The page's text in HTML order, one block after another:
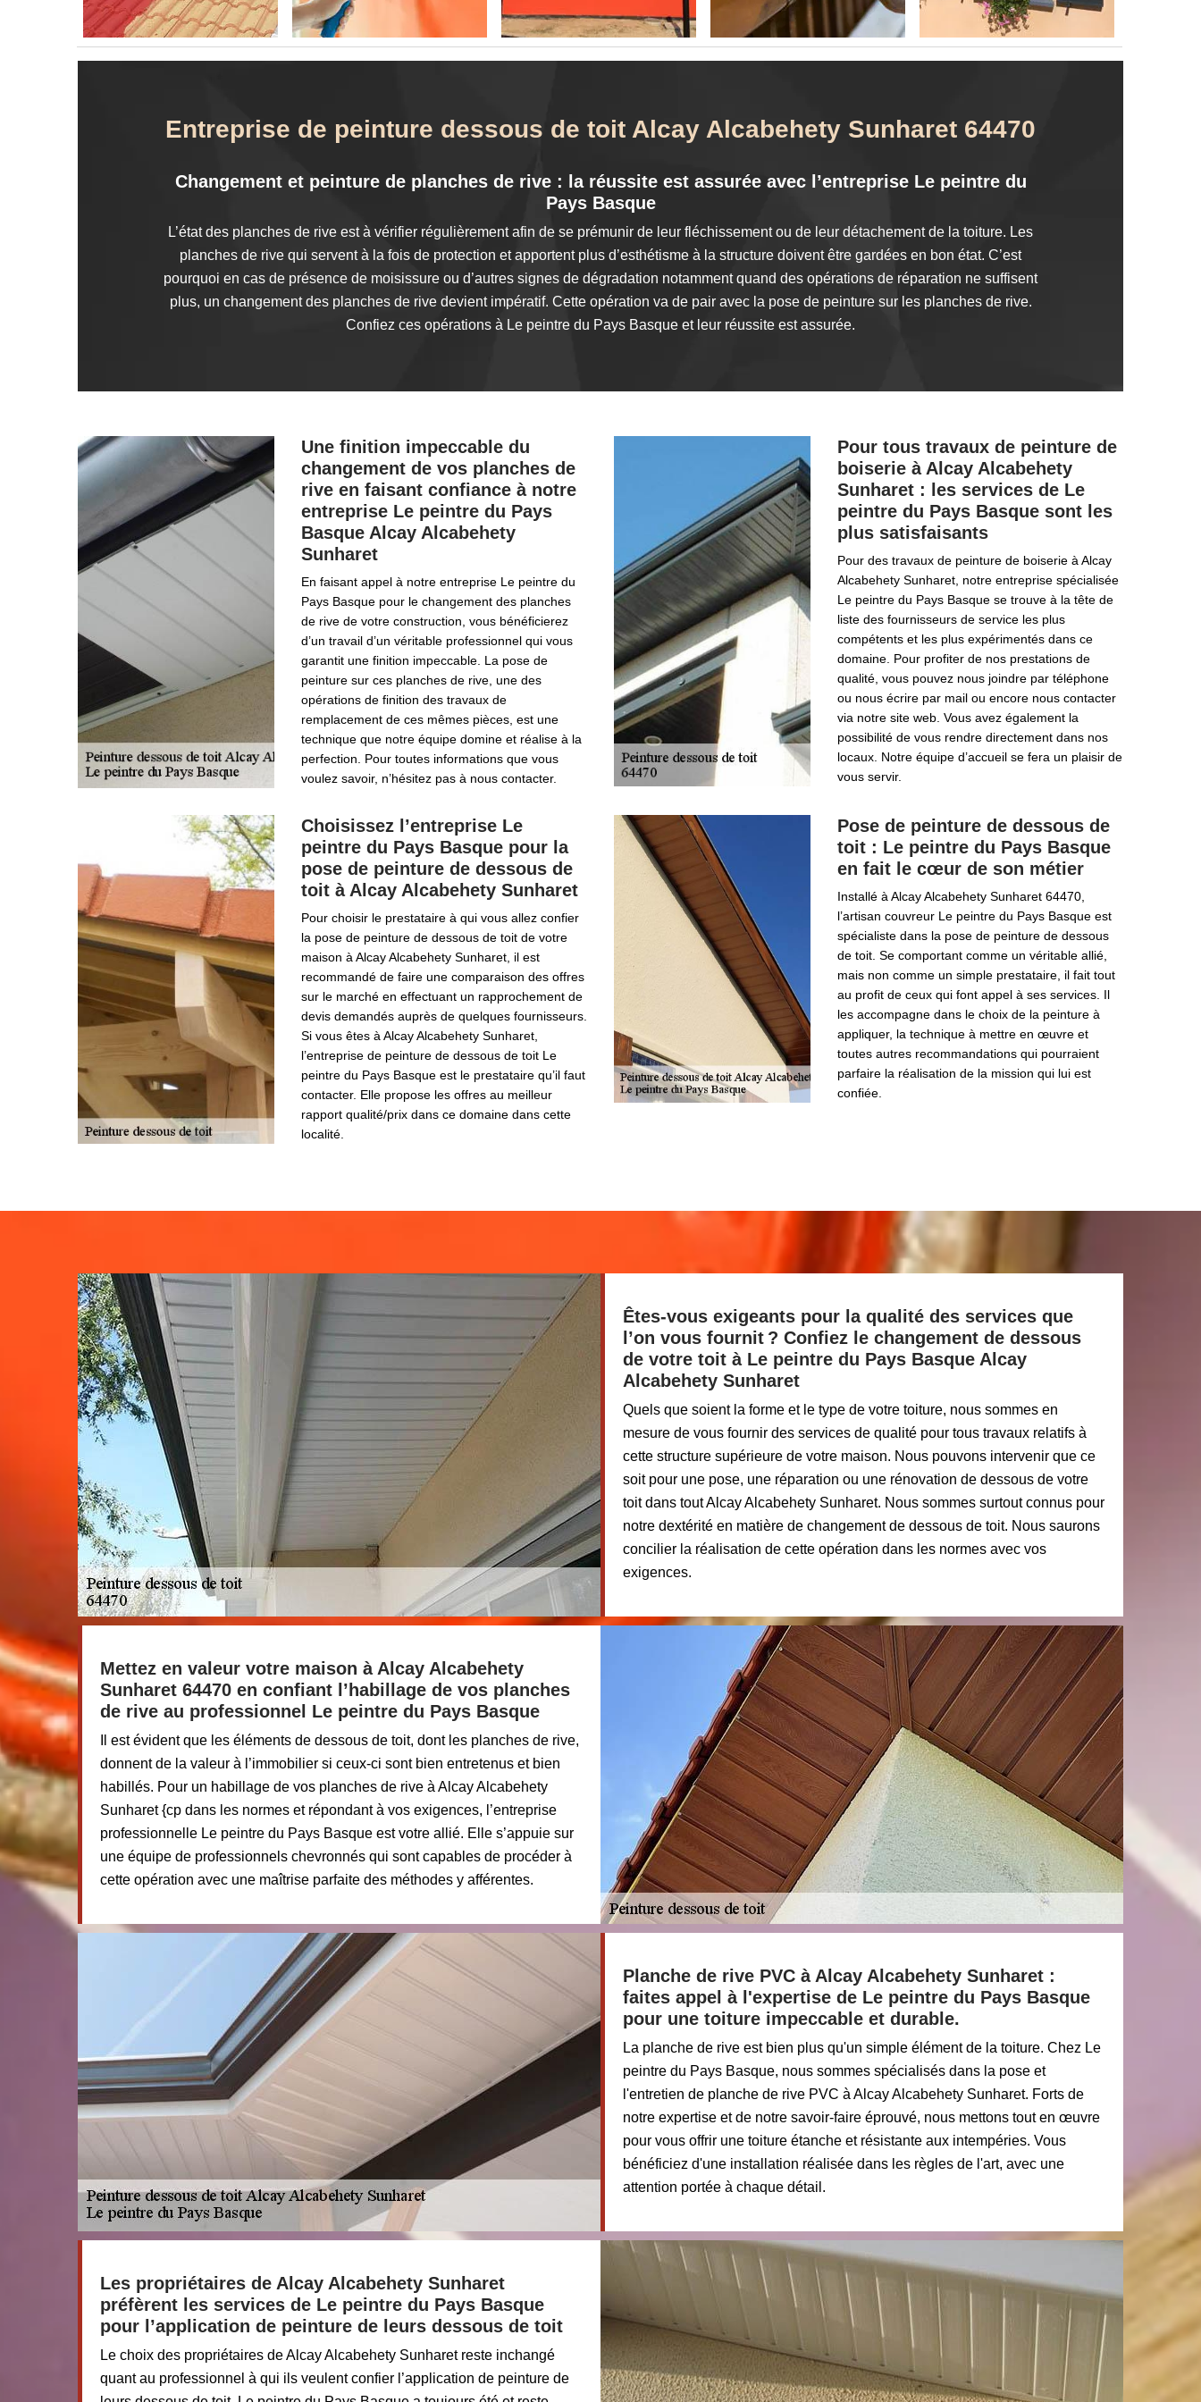
Entreprise de peinture dessous de toit Alcay Alcabehety Sunharet 64470
Changement et peinture de planches de rive : la réussite est assurée avec l’entreprise Le peintre du
Pays Basque
L’état des planches de rive est à vérifier régulièrement afin de se prémunir de leur fléchissement ou de leur détachement de la toiture. Les
planches de rive qui servent à la fois de protection et apportent plus d’esthétisme à la structure doivent être gardées en bon état. C’est
pourquoi en cas de présence de moisissure ou d’autres signes de dégradation notamment quand des opérations de réparation ne suffisent
plus, un changement des planches de rive devient impératif. Cette opération va de pair avec la pose de peinture sur les planches de rive.
Confiez ces opérations à Le peintre du Pays Basque et leur réussite est assurée.
Une finition impeccable du
changement de vos planches de
rive en faisant confiance à notre
entreprise Le peintre du Pays
Basque Alcay Alcabehety
Sunharet
En faisant appel à notre entreprise Le peintre du
Pays Basque pour le changement des planches
de rive de votre construction, vous bénéficierez
d’un travail d’un véritable professionnel qui vous
garantit une finition impeccable. La pose de
peinture sur ces planches de rive, une des
opérations de finition des travaux de
remplacement de ces mêmes pièces, est une
technique que notre équipe domine et réalise à la
perfection. Pour toutes informations que vous
voulez savoir, n’hésitez pas à nous contacter.
Pour tous travaux de peinture de
boiserie à Alcay Alcabehety
Sunharet : les services de Le
peintre du Pays Basque sont les
plus satisfaisants
Pour des travaux de peinture de boiserie à Alcay
Alcabehety Sunharet, notre entreprise spécialisée
Le peintre du Pays Basque se trouve à la tête de
liste des fournisseurs de service les plus
compétents et les plus expérimentés dans ce
domaine. Pour profiter de nos prestations de
qualité, vous pouvez nous joindre par téléphone
ou nous écrire par mail ou encore nous contacter
via notre site web. Vous avez également la
possibilité de vous rendre directement dans nos
locaux. Notre équipe d’accueil se fera un plaisir de
vous servir.
Choisissez l’entreprise Le
peintre du Pays Basque pour la
pose de peinture de dessous de
toit à Alcay Alcabehety Sunharet
Pour choisir le prestataire à qui vous allez confier
la pose de peinture de dessous de toit de votre
maison à Alcay Alcabehety Sunharet, il est
recommandé de faire une comparaison des offres
sur le marché en effectuant un rapprochement de
devis demandés auprès de quelques fournisseurs.
Si vous êtes à Alcay Alcabehety Sunharet,
l’entreprise de peinture de dessous de toit Le
peintre du Pays Basque est le prestataire qu’il faut
contacter. Elle propose les offres au meilleur
rapport qualité/prix dans ce domaine dans cette
localité.
Pose de peinture de dessous de
toit : Le peintre du Pays Basque
en fait le cœur de son métier
Installé à Alcay Alcabehety Sunharet 64470,
l’artisan couvreur Le peintre du Pays Basque est
spécialiste dans la pose de peinture de dessous
de toit. Se comportant comme un véritable allié,
mais non comme un simple prestataire, il fait tout
au profit de ceux qui font appel à ses services. Il
les accompagne dans le choix de la peinture à
appliquer, la technique à mettre en œuvre et
toutes autres recommandations qui pourraient
parfaire la réalisation de la mission qui lui est
confiée.
Êtes-vous exigeants pour la qualité des services que
l’on vous fournit ? Confiez le changement de dessous
de votre toit à Le peintre du Pays Basque Alcay
Alcabehety Sunharet
Quels que soient la forme et le type de votre toiture, nous sommes en
mesure de vous fournir des services de qualité pour tous travaux relatifs à
cette structure supérieure de votre maison. Nous pouvons intervenir que ce
soit pour une pose, une réparation ou une rénovation de dessous de votre
toit dans tout Alcay Alcabehety Sunharet. Nous sommes surtout connus pour
notre dextérité en matière de changement de dessous de toit. Nous saurons
concilier la réalisation de cette opération dans les normes avec vos
exigences.
Mettez en valeur votre maison à Alcay Alcabehety
Sunharet 64470 en confiant l’habillage de vos planches
de rive au professionnel Le peintre du Pays Basque
Il est évident que les éléments de dessous de toit, dont les planches de rive,
donnent de la valeur à l’immobilier si ceux-ci sont bien entretenus et bien
habillés. Pour un habillage de vos planches de rive à Alcay Alcabehety
Sunharet {cp dans les normes et répondant à vos exigences, l’entreprise
professionnelle Le peintre du Pays Basque est votre allié. Elle s’appuie sur
une équipe de professionnels chevronnés qui sont capables de procéder à
cette opération avec une maîtrise parfaite des méthodes y afférentes.
Planche de rive PVC à Alcay Alcabehety Sunharet :
faites appel à l'expertise de Le peintre du Pays Basque
pour une toiture impeccable et durable.
La planche de rive est bien plus qu'un simple élément de la toiture. Chez Le
peintre du Pays Basque, nous sommes spécialisés dans la pose et
l'entretien de planche de rive PVC à Alcay Alcabehety Sunharet. Forts de
notre expertise et de notre savoir-faire éprouvé, nous mettons tout en œuvre
pour vous offrir une toiture étanche et résistante aux intempéries. Vous
bénéficiez d'une installation réalisée dans les règles de l'art, avec une
attention portée à chaque détail.
Les propriétaires de Alcay Alcabehety Sunharet
préfèrent les services de Le peintre du Pays Basque
pour l’application de peinture de leurs dessous de toit
Le choix des propriétaires de Alcay Alcabehety Sunharet reste inchangé
quant au professionnel à qui ils veulent confier l’application de peinture de